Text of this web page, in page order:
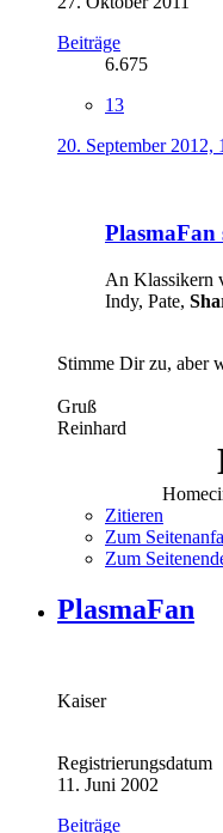
Beiträge
6.675
13
20. September 2012,
PlasmaFan
An Klassikern
Indy, Pate,
Stimme Dir zu, aber
Gruß
Reinhard
Zitieren
Zum
Zum
PlasmaFan
Kaiser
Registrierungsdatum
11. Juni 2002
Beiträge